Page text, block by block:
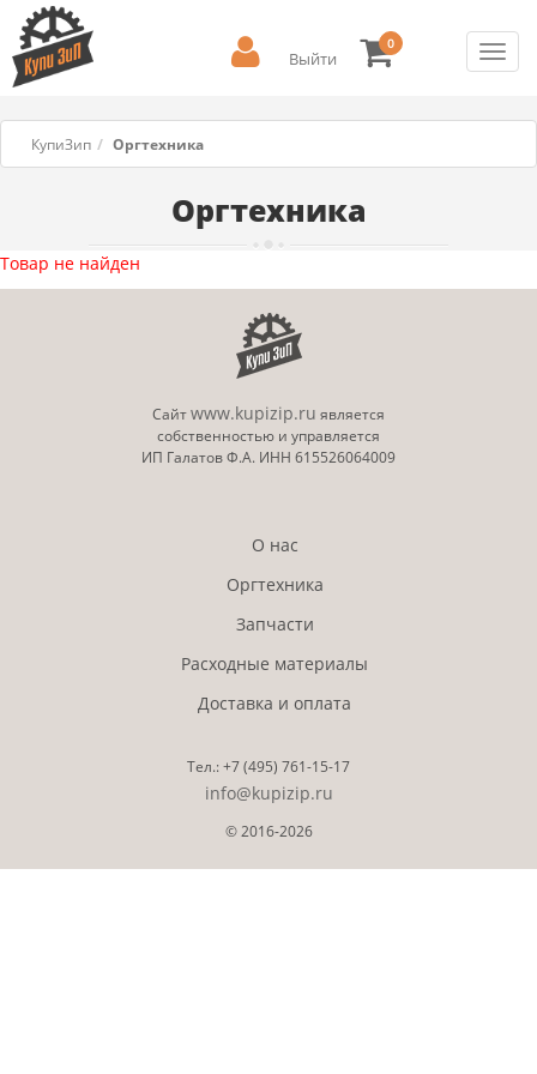
Выйти
0
КупиЗип Оргтехника
Оргтехника
Товар не найден
Сайтwww.kupizip.ru является
собственностью и управляется
ИП Галатов Ф.А. ИНН 615526064009
О нас
Оргтехника
Запчасти
Расходные материалы
Доставка и оплата
Тел.:+7 (495) 761-15-17
info@kupizip.ru
© 2016-2026